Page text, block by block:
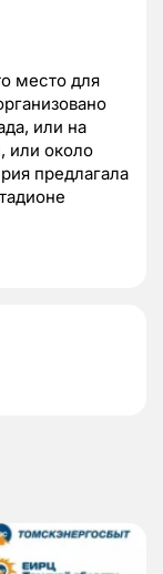
место для
или на
или около
предлагала